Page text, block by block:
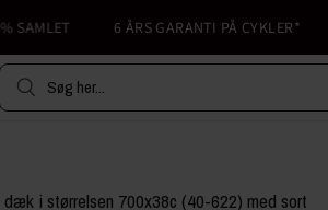
6 ÅRS GARANTI PÅ CYKLER*
Søg her...